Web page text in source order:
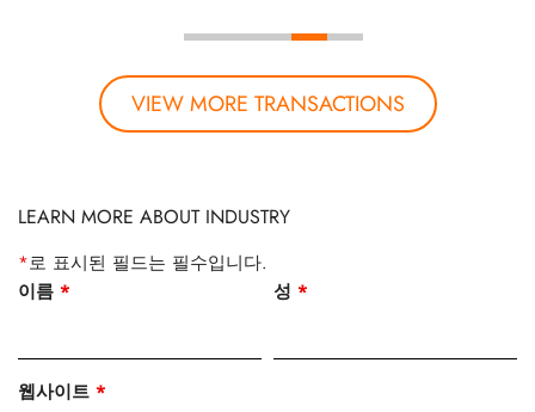
VIEW MORE TRANSACTIONS
LEARN MORE ABOUT INDUSTRY
*로 표시된 필드는 필수입니다.
이름 * 성 *
웹사이트 *